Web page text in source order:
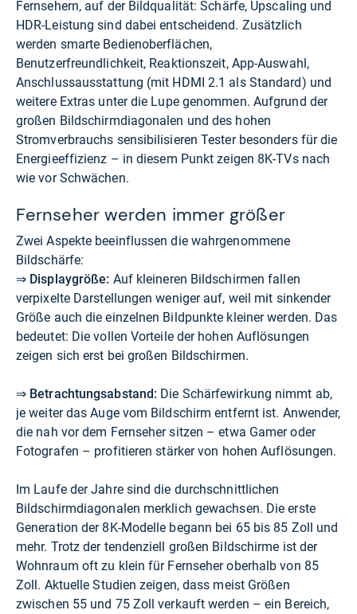
Fernsehern, auf der Bildqualität: Schärfe, Upscaling und
HDR-Leistung sind dabei entscheidend. Zusätzlich
werden smarte Bedienoberflächen,
Benutzerfreundlichkeit, Reaktionszeit, App-Auswahl,
Anschlussausstattung (mit HDMI 2.1 als Standard) und
weitere Extras unter die Lupe genommen. Aufgrund der
großen Bildschirmdiagonalen und des hohen
Stromverbrauchs sensibilisieren Tester besonders für die
Energieeffizienz – in diesem Punkt zeigen 8K-TVs nach
wie vor Schwächen.
Fernseher werden immer größer
Zwei Aspekte beeinflussen die wahrgenommene
Bildschärfe:
⇒ Displaygröße: Auf kleineren Bildschirmen fallen
verpixelte Darstellungen weniger auf, weil mit sinkender
Größe auch die einzelnen Bildpunkte kleiner werden. Das
bedeutet: Die vollen Vorteile der hohen Auflösungen
zeigen sich erst bei großen Bildschirmen.
⇒ Betrachtungsabstand: Die Schärfewirkung nimmt ab,
je weiter das Auge vom Bildschirm entfernt ist. Anwender,
die nah vor dem Fernseher sitzen – etwa Gamer oder
Fotografen – profitieren stärker von hohen Auflösungen.
Im Laufe der Jahre sind die durchschnittlichen
Bildschirmdiagonalen merklich gewachsen. Die erste
Generation der 8K-Modelle begann bei 65 bis 85 Zoll und
mehr. Trotz der tendenziell großen Bildschirme ist der
Wohnraum oft zu klein für Fernseher oberhalb von 85
Zoll. Aktuelle Studien zeigen, dass meist Größen
zwischen 55 und 75 Zoll verkauft werden – ein Bereich,